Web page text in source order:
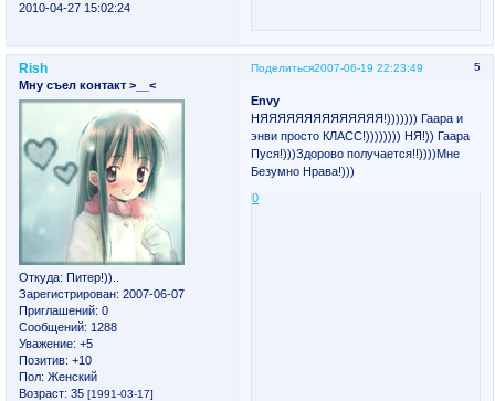
2010-04-27 15:02:24
Поделиться 5
2007-06-19 22:23:49
Rish
Мну съел контакт >__<
Откуда: Питер!))..
Зарегистрирован: 2007-06-07
Приглашений: 0
Сообщений: 1288
Уважение: +5
Позитив: +10
Пол: Женский
Возраст: 35 [1991-03-17]
Envy
НЯЯЯЯЯЯЯЯЯЯЯЯЯЯ!))))))) Гаара и
энви просто КЛАСС!)))))))) НЯ!)) Гаара
Пуся!)))Здорово получается!!))))Мне
Безумно Нрава!)))
0